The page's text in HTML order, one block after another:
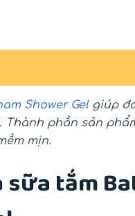
Shower Gelgiúp
Thành phần sản
mịn.
tắm